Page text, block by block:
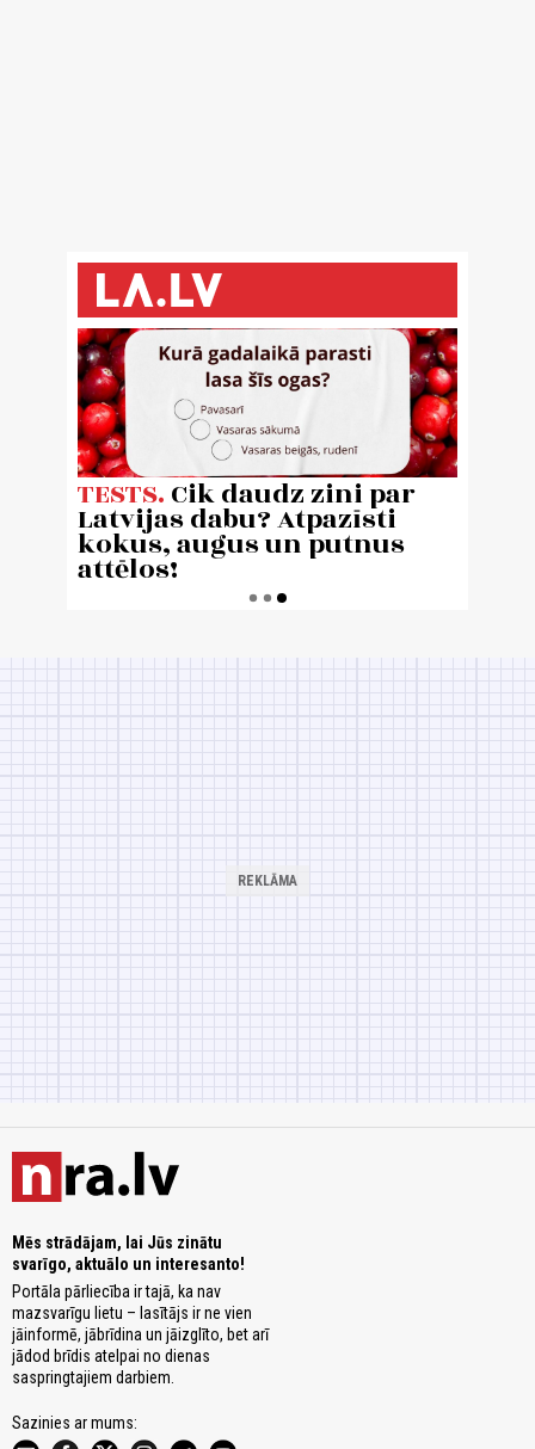
Mēs strādājam, lai Jūs zinātu
svarīgo, aktuālo un interesanto!
Portāla pārliecība ir tajā, ka nav
mazsvarīgu lietu – lasītājs ir ne vien
jāinformē, jābrīdina un jāizglīto, bet arī
jādod brīdis atelpai no dienas
saspringtajiem darbiem.
Sazinies ar mums: